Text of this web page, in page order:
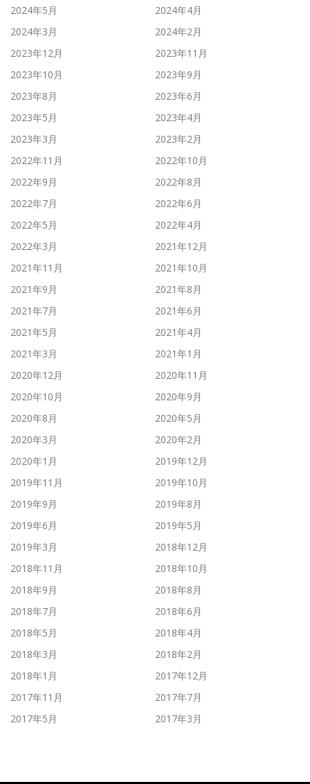
2024年5月
2024年4月
2024年3月
2024年2月
2023年12月
2023年11月
2023年10月
2023年9月
2023年8月
2023年6月
2023年5月
2023年4月
2023年3月
2023年2月
2022年11月
2022年10月
2022年9月
2022年8月
2022年7月
2022年6月
2022年5月
2022年4月
2022年3月
2021年12月
2021年11月
2021年10月
2021年9月
2021年8月
2021年7月
2021年6月
2021年5月
2021年4月
2021年3月
2021年1月
2020年12月
2020年11月
2020年10月
2020年9月
2020年8月
2020年5月
2020年3月
2020年2月
2020年1月
2019年12月
2019年11月
2019年10月
2019年9月
2019年8月
2019年6月
2019年5月
2019年3月
2018年12月
2018年11月
2018年10月
2018年9月
2018年8月
2018年7月
2018年6月
2018年5月
2018年4月
2018年3月
2018年2月
2018年1月
2017年12月
2017年11月
2017年7月
2017年5月
2017年3月